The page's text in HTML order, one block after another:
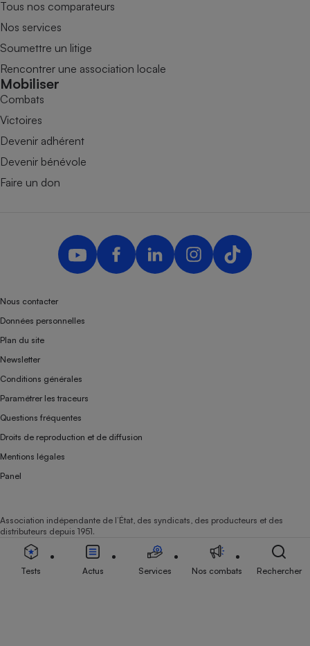
Tous nos comparateurs
Nos services
Soumettre un litige
Rencontrer une association locale
Mobiliser
Combats
Victoires
Devenir adhérent
Devenir bénévole
Faire un don
Nous contacter
Données personnelles
Plan du site
Newsletter
Conditions générales
Paramétrer les traceurs
Questions fréquentes
Droits de reproduction et de diffusion
Mentions légales
Panel
Association indépendante de l’État, des syndicats, des producteurs et des
distributeurs depuis 1951.
Tests Actus Services Nos combats Rechercher